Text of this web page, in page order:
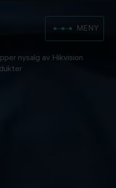
MENY
nysalg av Hikvision